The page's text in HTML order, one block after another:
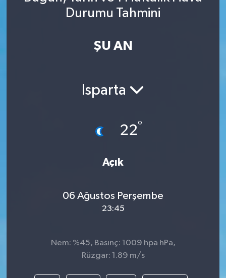
Durumu Tahmini
ŞU AN
Isparta
22°
Açık
06 Ağustos Perşembe
23:45
Nem: %45, Basınç: 1009 hpa hPa,
Rüzgar: 1.89 m/s
Savunma - Teknoloji
Son Dakika Haberleri